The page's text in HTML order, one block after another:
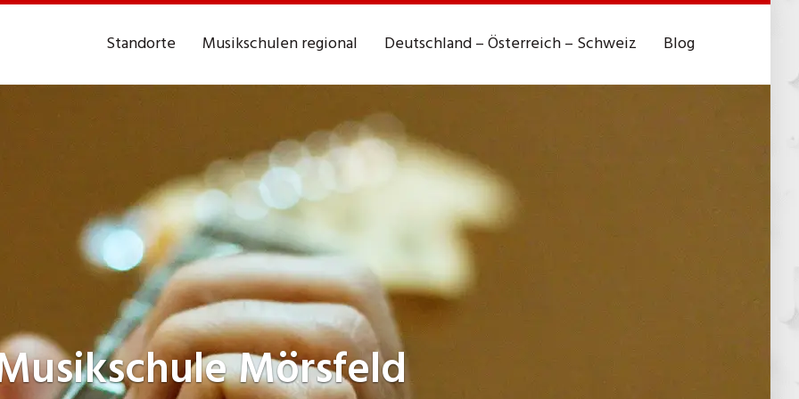
Standorte Musikschulen regional Deutschland – Österreich – Schweiz Blog
Mörsfeld